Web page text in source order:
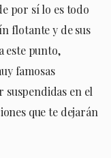
por sí lo es todo
flotante y de sus
este punto,
famosas
suspendidas en el
que te dejarán